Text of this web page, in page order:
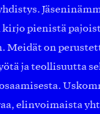
pienistä
Meidät on
ja teollisuutta
elinvoimaista